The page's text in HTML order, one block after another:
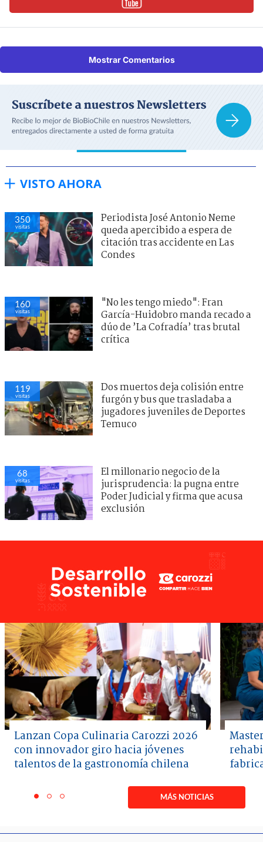
Mostrar Comentarios
VISTO AHORA
350
visitas
Periodista José Antonio Neme
queda apercibido a espera de
citación tras accidente en Las
Condes
160
visitas
"No les tengo miedo": Fran
García-Huidobro manda recado a
dúo de ’La Cofradía’ tras brutal
crítica
119
visitas
Dos muertos deja colisión entre
furgón y bus que trasladaba a
jugadores juveniles de Deportes
Temuco
68
visitas
El millonario negocio de la
jurisprudencia: la pugna entre
Poder Judicial y firma que acusa
exclusión
Lanzan Copa Culinaria Carozzi 2026
con innovador giro hacia jóvenes
talentos de la gastronomía chilena
itemitemitem
MÁS NOTICIAS